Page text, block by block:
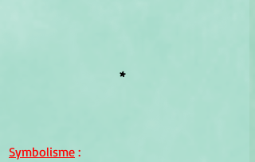
*
Symbolisme :